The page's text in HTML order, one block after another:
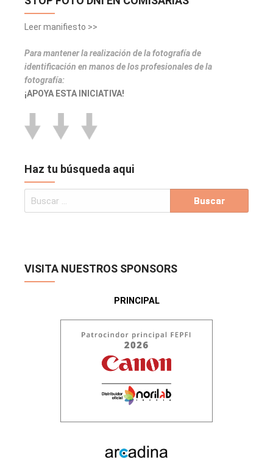
Leer manifiesto >>
Para mantener la realización de la fotografía de
identificación en manos de los profesionales de la
fotografía:
¡APOYA ESTA INICIATIVA!
Haz tu búsqueda aqui
VISITA NUESTROS SPONSORS
PRINCIPAL